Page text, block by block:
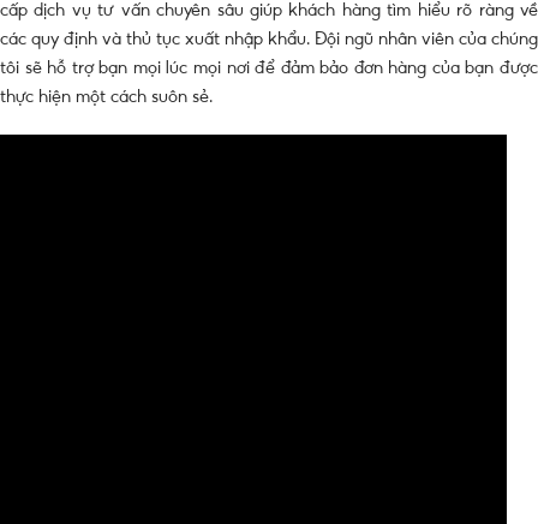
cấp dịch vụ tư vấn chuyên sâu giúp khách hàng tìm hiểu rõ ràng về
các quy định và thủ tục xuất nhập khẩu. Đội ngũ nhân viên của chúng
tôi sẽ hỗ trợ bạn mọi lúc mọi nơi để đảm bảo đơn hàng của bạn được
thực hiện một cách suôn sẻ.